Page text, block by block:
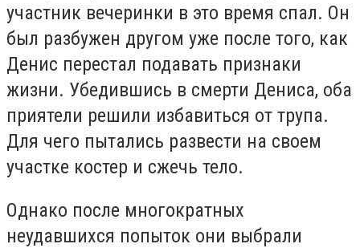
участник вечеринки в это время спал. Он
был разбужен другом уже после того, как
Денис перестал подавать признаки
жизни. Убедившись в смерти Дениса, оба
приятели решили избавиться от трупа.
Для чего пытались развести на своем
участке костер и сжечь тело.
Однако после многократных
неудавшихся попыток они выбрали